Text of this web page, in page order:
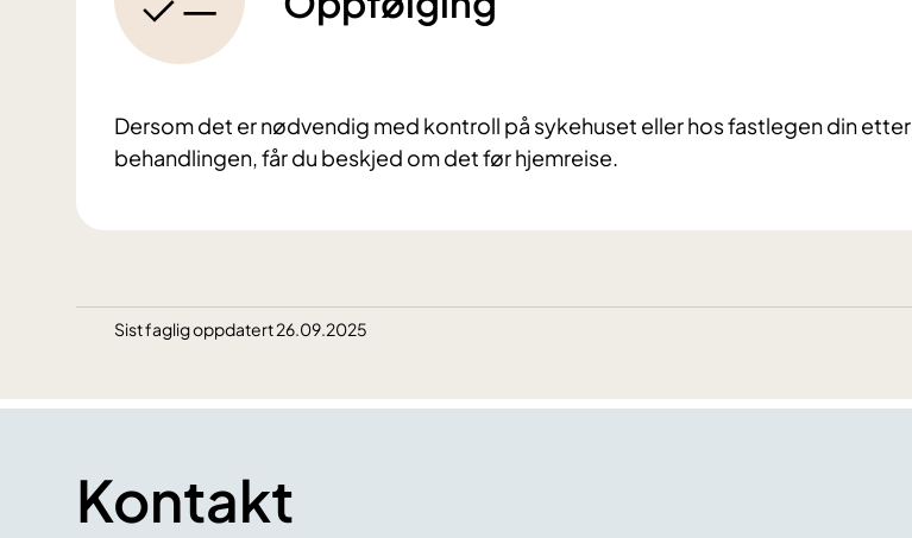
Dersom det er nødvendig med kontroll på sykehuset eller hos fastlegen din etter
behandlingen, får du beskjed om det før hjemreise.
Sist faglig oppdatert 26.09.2025
Kontakt